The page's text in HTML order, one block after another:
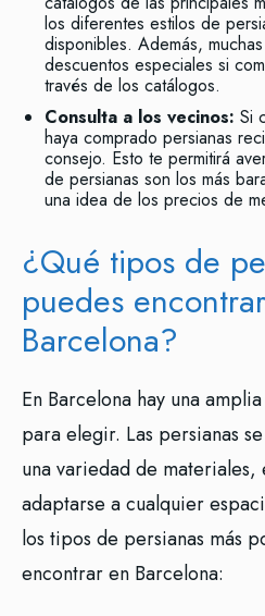
los diferentes estilos de
disponibles. Además,
descuentos especiales si
través de los catálogos.
Consulta a los vecinos: Si
haya comprado persianas
consejo. Esto te permitirá
de persianas son los más
una idea de los precios de
¿Qué tipos de
puedes
Barcelona?
En Barcelona hay una
para elegir. Las persianas
una variedad de
adaptarse a cualquier
los tipos de persianas más
encontrar en Barcelona: